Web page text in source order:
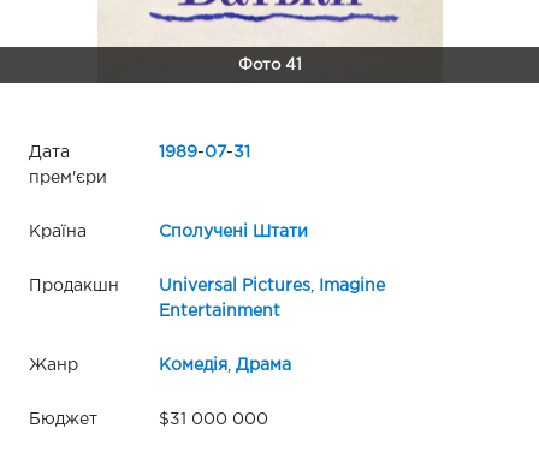
Фото 41
Дата
прем'єри
1989-07-31
Країна Сполучені Штати
Продакшн Universal Pictures,
Imagine
Entertainment
Жанр Комедія, Драма
Бюджет $31 000 000